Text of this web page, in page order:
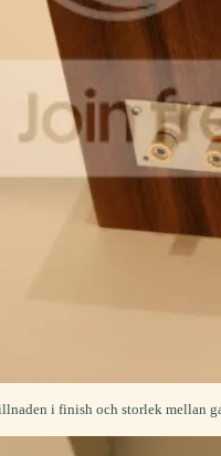
i finish och storlek mellan